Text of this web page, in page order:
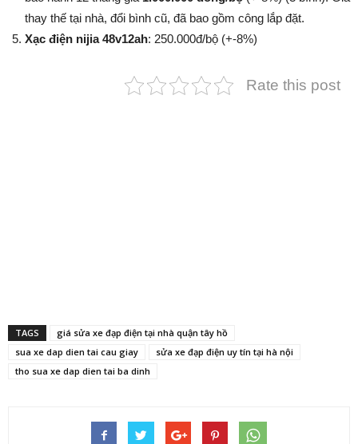
thay thế tại nhà, đổi bình cũ, đã bao gồm công lắp đặt.
Xạc điện nijia 48v12ah: 250.000đ/bộ (+-8%​​​​​​​)
Rate this post
TAGS
giá sửa xe đạp điện tại nhà quận tây hồ
sua xe dap dien tai cau giay
sửa xe đạp điện uy tín tại hà nội
tho sua xe dap dien tai ba dinh